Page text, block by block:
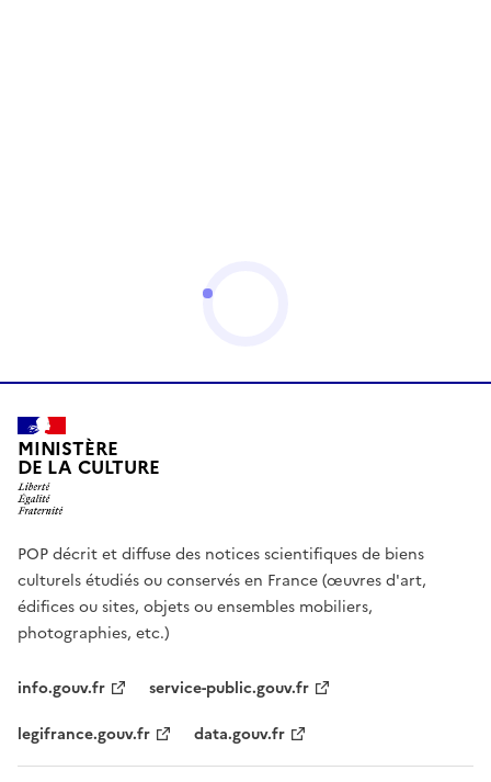
MINISTÈRE
DE LA CULTURE
POP décrit et diffuse des notices scientifiques de biens
culturels étudiés ou conservés en France (œuvres d'art,
édifices ou sites, objets ou ensembles mobiliers,
photographies, etc.)
info.gouv.fr
service-public.gouv.fr
legifrance.gouv.fr
data.gouv.fr